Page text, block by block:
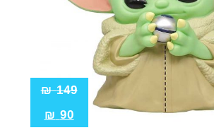
149
₪
90
₪